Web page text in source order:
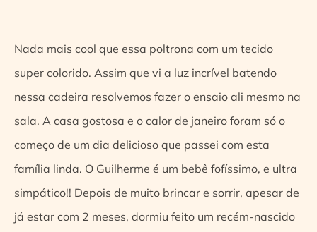
Nada mais cool que essa poltrona com um tecido
super colorido. Assim que vi a luz incrível batendo
nessa cadeira resolvemos fazer o ensaio ali mesmo na
sala. A casa gostosa e o calor de janeiro foram só o
começo de um dia delicioso que passei com esta
família linda. O Guilherme é um bebê fofíssimo, e ultra
simpático!! Depois de muito brincar e sorrir, apesar de
já estar com 2 meses, dormiu feito um recém-nascido